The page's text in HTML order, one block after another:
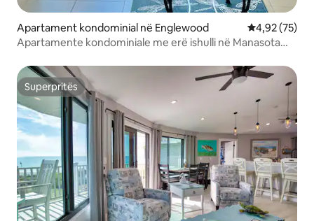
Apartament kondominial në Englewood Vlerësimi
4,92 (75)
Apartamente kondominiale me erë ishulli në Manasota
Superpritës
Superpritës